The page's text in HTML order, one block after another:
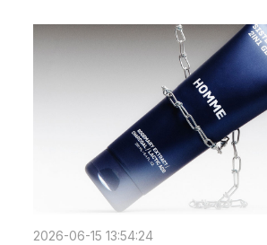
2026-06-15 13:54:24